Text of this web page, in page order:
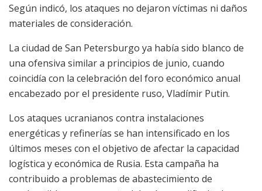
Según indicó, los ataques no dejaron víctimas ni daños
materiales de consideración.
La ciudad de San Petersburgo ya había sido blanco de
una ofensiva similar a principios de junio, cuando
coincidía con la celebración del foro económico anual
encabezado por el presidente ruso, Vladímir Putin.
Los ataques ucranianos contra instalaciones
energéticas y refinerías se han intensificado en los
últimos meses con el objetivo de afectar la capacidad
logística y económica de Rusia. Esta campaña ha
contribuido a problemas de abastecimiento de